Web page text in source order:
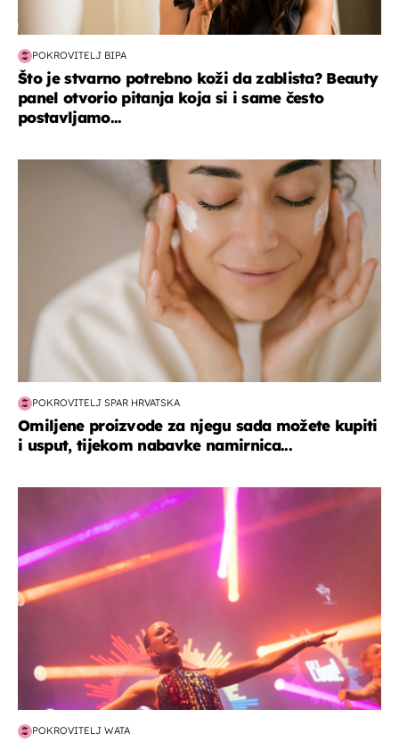
POKROVITELJ BIPA
Što je stvarno potrebno koži da zablista? Beauty
panel otvorio pitanja koja si i same često
postavljamo...
moda & ljepota
POKROVITELJ SPAR HRVATSKA
Omiljene proizvode za njegu sada možete kupiti
i usput, tijekom nabavke namirnica...
POKROVITELJ WATA